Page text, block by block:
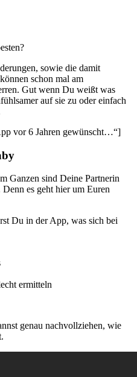
sowie die damit
schon mal am
Gut wenn Du weißt was
auf sie zu oder einfach
vor 6 Jahren gewünscht…“]
Ganzen sind Deine Partnerin
es geht hier um Euren
Du in der App, was sich bei
ermitteln
genau nachvollziehen, wie